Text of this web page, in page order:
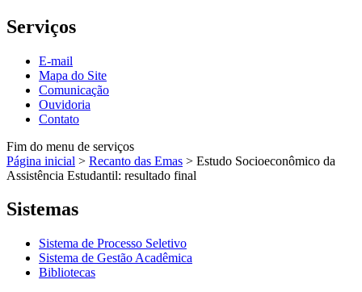
Serviços
E-mail
Mapa do Site
Comunicação
Ouvidoria
Contato
Fim do menu de serviços
Página inicial > Recanto das Emas > Estudo Socioeconômico da
Assistência Estudantil: resultado final
Sistemas
Sistema de Processo Seletivo
Sistema de Gestão Acadêmica
Bibliotecas